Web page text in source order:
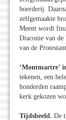
boerderij.
zelfgemaakte
Meent wordt
Diaconie van de
van de
‘Montmartre’
tekenen, een
honderden
kerk gekozen
Tijdsbeeld. De